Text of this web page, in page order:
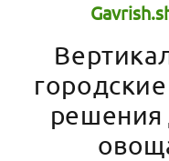
решения